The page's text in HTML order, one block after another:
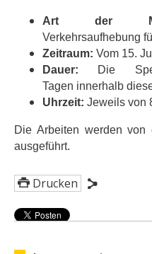
Art der
Verkehrsaufhebung
Zeitraum: Vom 15.
Dauer: Die
Tagen innerhalb
Uhrzeit: Jeweils von
Die Arbeiten werden
ausgeführt.
Drucken